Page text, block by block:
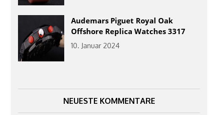
Audemars Piguet Royal Oak
Offshore Replica Watches 3317
10. Januar 2024
NEUESTE KOMMENTARE